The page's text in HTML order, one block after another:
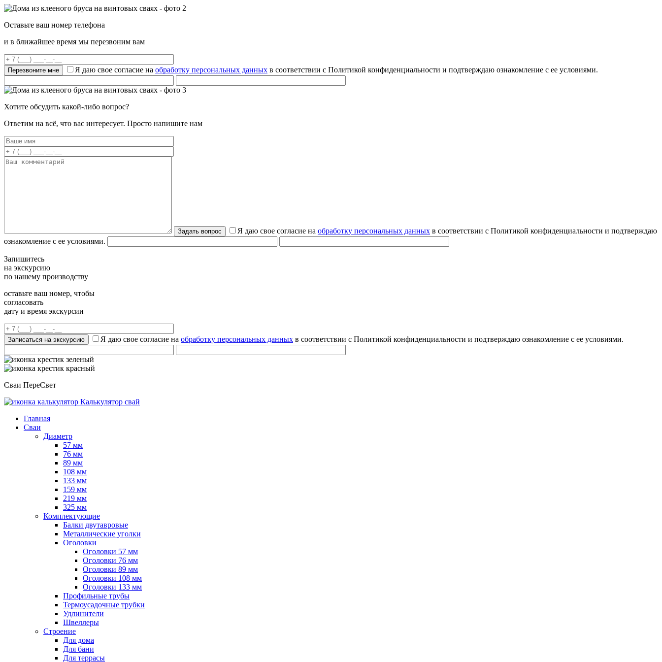
Оставьте ваш номер телефона
и в ближайшее время мы перезвоним вам
Я даю свое согласие на обработку персональных данных в соответствии с Политикой конфиденциальности и подтверждаю ознакомление с ее условиями.
Хотите обсудить какой-либо вопрос?
Ответим на всё, что вас интересует. Просто напишите нам
Я даю свое согласие на обработку персональных данных в соответствии с Политикой конфиденциальности и подтверждаю
ознакомление с ее условиями.
Запишитесь
на экскурсию
по нашему производству
оставьте ваш номер, чтобы
согласовать
дату и время экскурсии
Я даю свое согласие на обработку персональных данных в соответствии с Политикой конфиденциальности и подтверждаю ознакомление с ее условиями.
Сваи ПереСвет
Калькулятор свай
Главная
Сваи
Диаметр
57 мм
76 мм
89 мм
108 мм
133 мм
159 мм
219 мм
325 мм
Комплектующие
Балки двутавровые
Металлические уголки
Оголовки
Оголовки 57 мм
Оголовки 76 мм
Оголовки 89 мм
Оголовки 108 мм
Оголовки 133 мм
Профильные трубы
Термоусадочные трубки
Удлинители
Швеллеры
Строение
Для дома
Для бани
Для террасы